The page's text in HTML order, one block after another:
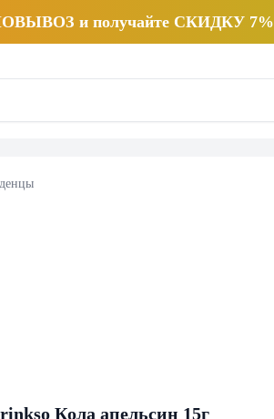
и получайте СКИДКУ 7%
Кола апельсин 15г